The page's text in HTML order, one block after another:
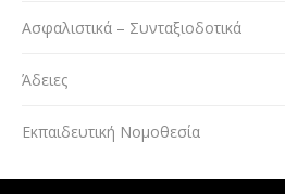
Ασφαλιστικά – Συνταξιοδοτικά
Άδειες
Εκπαιδευτική Νομοθεσία